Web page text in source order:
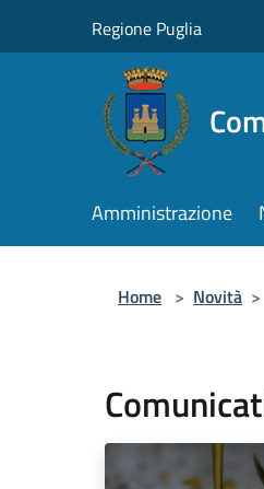
Regione Puglia
Amministrazione
Home > Novità >